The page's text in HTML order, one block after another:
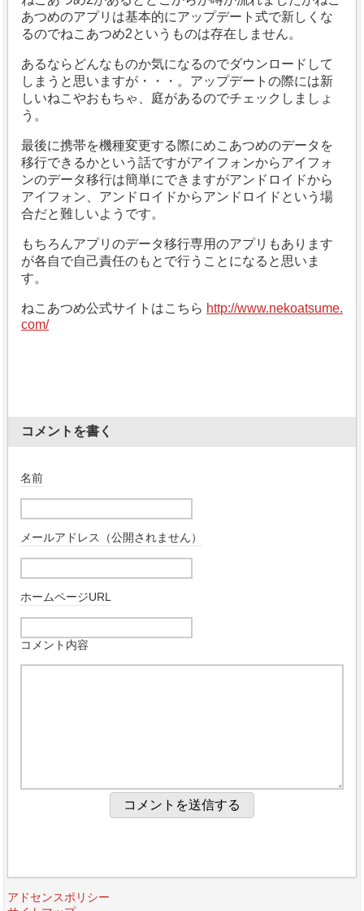
あつめのアプリは基本的にアップデート式で新しくな
るのでねこあつめ2というものは存在しません。
あるならどんなものか気になるのでダウンロードして
しまうと思いますが・・・。 アップデートの際には新
しいねこやおもちゃ、庭があるのでチェックしましょ
う。
最後に携帯を機種変更する際にめこあつめのデータを
移行できるかという話ですがアイフォンからアイフォ
ンのデータ移行は簡単にできますがアンドロイドから
アイフォン、アンドロイドからアンドロイドという場
合だと難しいようです。
もちろんアプリのデータ移行専用のアプリもあります
が各自で自己責任のもとで行うことになると思いま
す。
ねこあつめ公式サイトはこちら http://www.nekoatsume.
com/
コメントを書く
名前
メールアドレス（公開されません）
ホームページURL
コメント内容
アドセンスポリシー